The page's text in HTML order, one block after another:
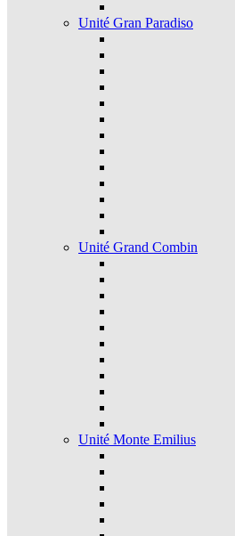
Unité Gran Paradiso
Unité Grand Combin
Unité Monte Emilius